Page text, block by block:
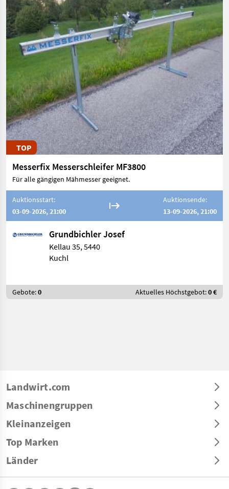
TOP
Messerfix Messerschleifer MF3800
Für alle gängigen Mähmesser geeignet.
Auktionsstart:
03-09-2026, 21:00
Auktionsende:
13-09-2026, 21:00
Grundbichler Josef
Kellau 35, 5440
Kuchl
Gebote:0 Aktuelles Höchstgebot:0 €
Landwirt.com
Maschinengruppen
Kleinanzeigen
Top Marken
Länder